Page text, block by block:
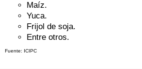
Maíz.
Yuca.
Frijol de soja.
Entre otros.
Fuente: ICIPC